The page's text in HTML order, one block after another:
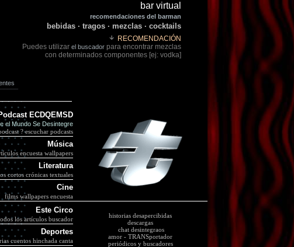
bar virtual
recomendaciones del barman
bebidas · tragos · mezclas · cocktails
RECOMENDACIÓN
Puedes utilizar el buscador para encontrar mezclas
con determinados componentes [ej: vodka]
ECDQEMSD
el Mundo Se Desintegre
? escuchar podcasts
Música
encuesta wallpapers
Literatura
cortos crónicas textuales
Cine
films wallpapers encuesta
Este Circo
los artículos buscador
Deportes
cuentos hinchada canta
historias desapercibidas
descargas
chat desintegraos
amor - TRANSportador
periódicos y buscadores